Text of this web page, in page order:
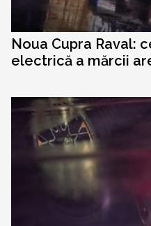
Noua Cupra Raval:
electrică a mărcii